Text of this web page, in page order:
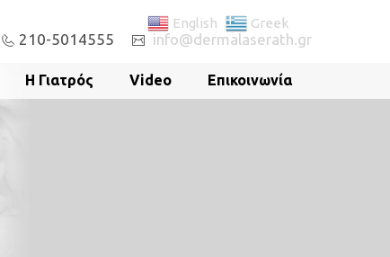
210-5014555 info@dermalaserath.gr
Η Γιατρός Video Επικοινωνία
English Greek